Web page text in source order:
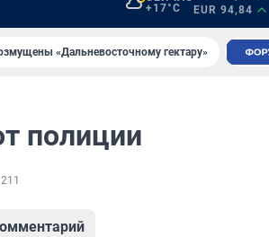
+17°C
EUR 94,84
«Дальневосточному гектару»
полиции
211